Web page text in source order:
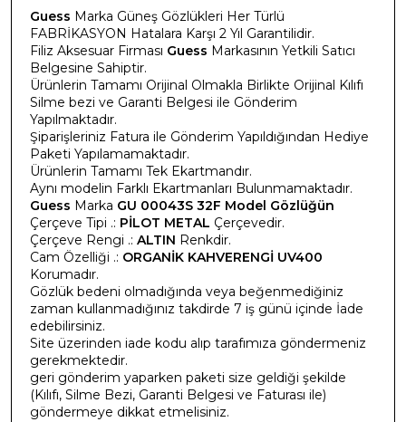
Guess Marka Güneş Gözlükleri Her Türlü
FABRİKASYON Hatalara Karşı 2 Yıl Garantilidir.
Filiz Aksesuar Firması Guess Markasının Yetkili Satıcı
Belgesine Sahiptir.
Ürünlerin Tamamı Orijinal Olmakla Birlikte Orijinal Kılıfı
Silme bezi ve Garanti Belgesi ile Gönderim
Yapılmaktadır.
Şiparişleriniz Fatura ile Gönderim Yapıldığından Hediye
Paketi Yapılamamaktadır.
Ürünlerin Tamamı Tek Ekartmandır.
Aynı modelin Farklı Ekartmanları Bulunmamaktadır.
Guess Marka GU 00043S 32F Model Gözlüğün
Çerçeve Tipi .: PİLOT METAL Çerçevedir.
Çerçeve Rengi .: ALTIN Renkdir.
Cam Özelliği .: ORGANİK KAHVERENGİ UV400
Korumadır.
Gözlük bedeni olmadığında veya beğenmediğiniz
zaman kullanmadığınız takdirde 7 iş günü içinde İade
edebilirsiniz.
Site üzerinden iade kodu alıp tarafımıza göndermeniz
gerekmektedir.
geri gönderim yaparken paketi size geldiği şekilde
(Kılıfı, Silme Bezi, Garanti Belgesi ve Faturası ile)
göndermeye dikkat etmelisiniz.